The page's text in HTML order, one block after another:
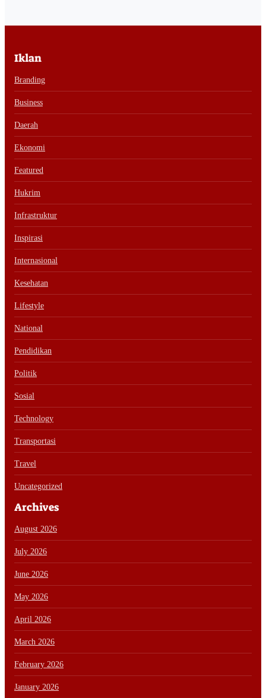
Iklan
Branding
Business
Daerah
Ekonomi
Featured
Hukrim
Infrastruktur
Inspirasi
Internasional
Kesehatan
Lifestyle
National
Pendidikan
Politik
Sosial
Technology
Transportasi
Travel
Uncategorized
Archives
August 2026
July 2026
June 2026
May 2026
April 2026
March 2026
February 2026
January 2026